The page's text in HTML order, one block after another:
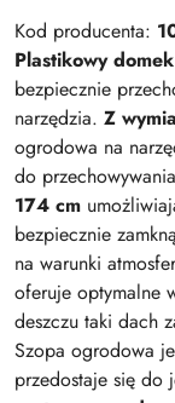
Kod producenta:
Plastikowy
bezpiecznie
narzędzia. Z
ogrodowa na
do
174 cm
bezpiecznie
na warunki
oferuje optymalne
deszczu taki dach
Szopa ogrodowa
przedostaje się do